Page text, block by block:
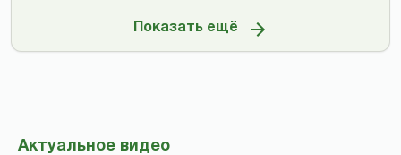
Показать ещё
Актуальное видео